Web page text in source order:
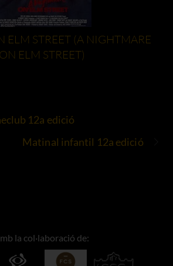
ELM STREET (A NIGHTMARE
ON ELM STREET)
12a edició
Matinal infantil 12a edició
la col·laboració de: